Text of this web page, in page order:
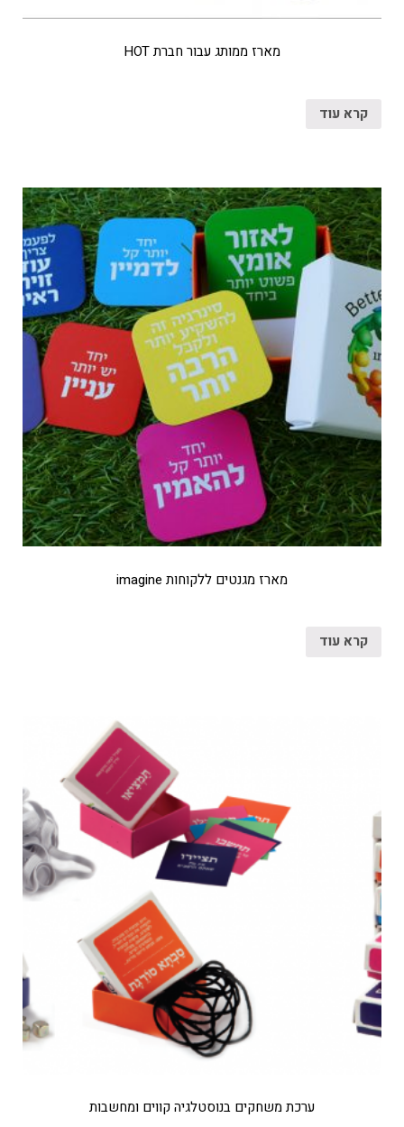
מארז ממותג עבור חברת HOT
קרא עוד
מארז מגנטים ללקוחות imagine
קרא עוד
ערכת משחקים בנוסטלגיה קווים ומחשבות